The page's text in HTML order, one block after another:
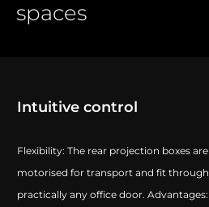
spaces
Intuitive control
Flexibility: The rear projection boxes are
motorised for transport and fit through
practically any office door. Advantages: